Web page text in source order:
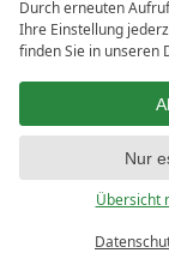
Durch erneuten
Ihre Einstellung
finden Sie in unseren
Nur
Übersicht
BUCHEN